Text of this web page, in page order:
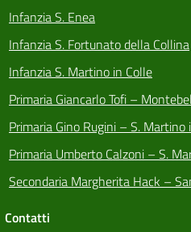
Infanzia S. Enea
Infanzia S. Fortunato della Collina
Infanzia S. Martino in Colle
Primaria Giancarlo Tofi –
Primaria Gino Rugini – S.
Primaria Umberto Calzoni – S.
Secondaria Margherita Hack –
Contatti